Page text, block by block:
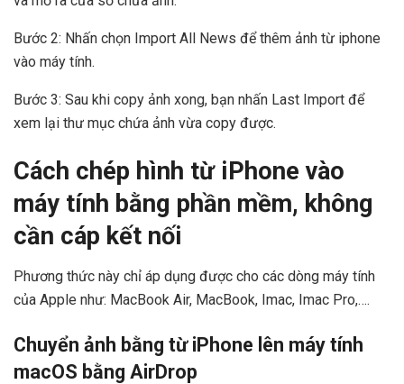
Bước 2: Nhấn chọn Import All News để thêm ảnh từ iphone
vào máy tính.
Bước 3: Sau khi copy ảnh xong, bạn nhấn Last Import để
xem lại thư mục chứa ảnh vừa copy được.
Cách chép hình từ iPhone vào
máy tính bằng phần mềm, không
cần cáp kết nối
Phương thức này chỉ áp dụng được cho các dòng máy tính
của Apple như: MacBook Air, MacBook, Imac, Imac Pro,….
Chuyển ảnh bằng từ iPhone lên máy tính
macOS bằng AirDrop